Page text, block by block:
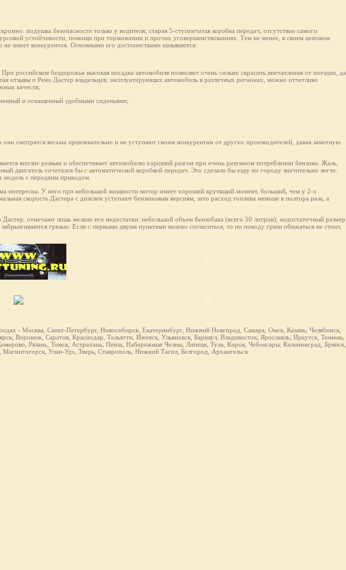
подушка безопасности только у водителя, старая 5-ступенчатая коробка передач, отсутствие самого
устойчивости, помощи при торможении и прочих усовершенствованиях. Тем не менее, в своем ценовом
не имеет конкурентов. Основными его достоинствами называются:
российском бездорожье высокая посадка автомобиля позволяет очень сильно скрасить впечатления от поездки, да
отзывы о Рено Дастер владельцев, эксплуатирующих автомобиль в различных регионах, можно отчетливо
качеств;
и оснащенный удобными сиденьями;
смотрятся весьма привлекательно и не уступают своим конкурентам от других производителей, давая заметную
вполне резвым и обеспечивает автомобилю хороший разгон при очень разумном потреблении бензина. Жаль,
двигатель сочетался бы с автоматической коробкой передач. Это сделало бы езду по городу значительно легче.
модель с передним приводом.
интересна. У него при небольшой мощности мотор имеет хороший крутящий момент, больший, чем у 2-х
скорость Дастерa с дизелем уступают бензиновым версиям, зато расход топлива меньше в полтора раза, а
отмечают лишь мелкие его недостатки: небольшой объем бензобака (всего 50 литров), недостаточный размер
грязью. Если с первыми двумя пунктами можно согласиться, то по поводу грязи обижаться не стоит,
- Москва, Санкт-Петербург, Новосибирск, Екатеринбург, Нижний Новгород, Самара, Омск, Казань, Челябинск,
Воронеж, Саратов, Краснодар, Тольятти, Ижевск, Ульяновск, Барнаул, Владивосток, Ярославль, Иркутск, Тюмень,
Рязань, Томск, Астрахань, Пенза, Набережные Челны, Липецк, Тула, Киров, Чебоксары, Калининград, Брянск,
Магнитогорск, Улан-Удэ, Тверь, Ставрополь, Нижний Тагил, Белгород, Архангельск